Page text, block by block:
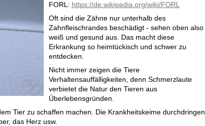
FORL: https://de.wikipedia.org/wiki/FORL
Oft sind die Zähne nur unterhalb des
Zahnfleischrandes beschädigt - sehen oben also
weiß und gesund aus. Das macht diese
Erkrankung so heimtückisch und schwer zu
entdecken.
Nicht immer zeigen die Tiere
Verhaltensauffälligkeiten, denn Schmerzlaute
verbietet die Natur den Tieren aus
Überlebensgründen.
Tier zu schaffen machen. Die Krankheitskeime durchdringen
das Herz usw.